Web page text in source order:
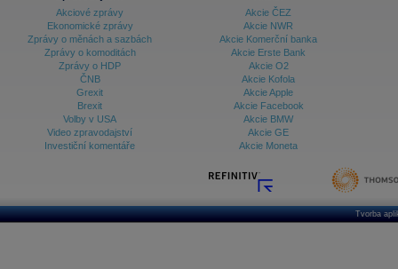
Archiv - Vývoj české koruny
Archiv analýz - Makroukazatele
Ceny průmyslových výrobců - Data a prognózy
Ceny průmyslových výrobců - Graf (ČR)
Ceny průmyslových výrobců - Kalendář (ČR)
Ceny průmyslových výrobců - Zpravodajství
Databanka - Ceny
Akciové zprávy
Ekonomické zprávy
Zprávy o měnách a sazbách
Zprávy o komoditách
Zprávy o HDP
ČNB
Grexit
Brexit
Volby v USA
Video zpravodajství
Investiční komentáře
Akcie ČEZ
Akcie NWR
Akcie Komerční banka
Akcie Erste Bank
Akcie O2
Akcie Kofola
Akcie Apple
Akcie Facebook
Akcie BMW
Akcie GE
Akcie Moneta
Tvorba